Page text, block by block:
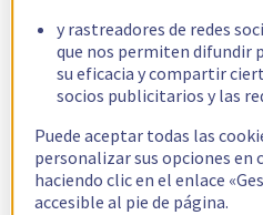
y rastreadores de redes
que nos permiten difundir
su eficacia y compartir
socios publicitarios y las
Puede aceptar todas las
personalizar sus opciones en
haciendo clic en el enlace
accesible al pie de página.